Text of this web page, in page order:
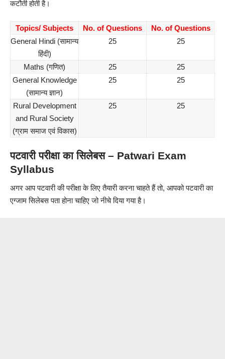
कटौती होती है।
Topics/ Subjects No. of Questions
No. of Questions
General Hindi (सामान्य
हिंदी)
25 25
Maths (गणित) 25
25
General Knowledge
(सामान्य ज्ञान)
25 25
Rural Development
and Rural Society
(ग्राम समाज एवं विकास)
25 25
पटवारी परीक्षा का सिलेबस – Patwari Exam
Syllabus
अगर आप पटवारी की परीक्षा के लिए तैयारी करना चाहते हैं तो, आपको पटवारी का
एग्जाम सिलेबस पता होना चाहिए जो नीचे दिया गया है।